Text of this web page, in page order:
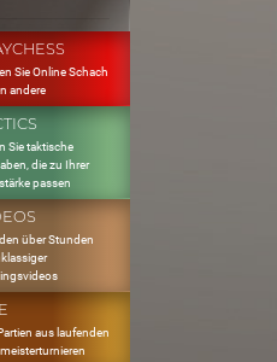
Sie Online Schach
andere
Sie taktische
die zu Ihrer
passen
über Stunden
aus laufenden